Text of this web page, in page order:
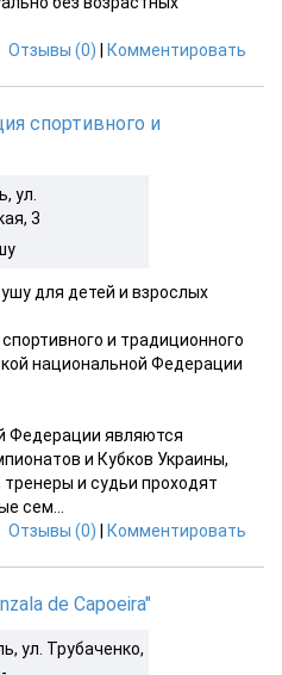
Отзывы (0)
Комментировать
спортивного и
ул.
3
для детей и взрослых
и традиционного
национальной Федерации
Федерации являются
и Кубков Украины,
и судьи проходят
сем...
Отзывы (0)
Комментировать
de Capoeira"
ул. Трубаченко,